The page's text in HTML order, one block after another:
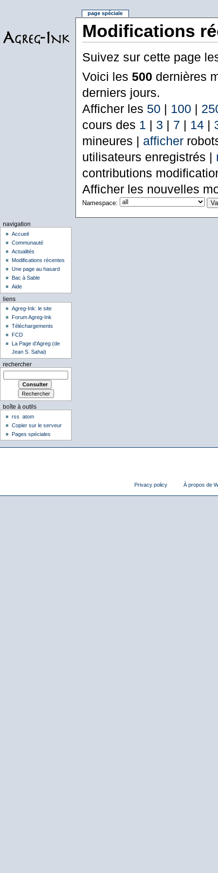
Modifications
Suivez sur cette page
Voici les 500 dernières
derniers jours.
Afficher les 50 | 100 |
cours des 1 | 3 | 7 | 14|
mineures | afficher
utilisateurs enregistrés |
contributions
Afficher les nouvelles
Namespace:
page spéciale
navigation
Accueil
Communauté
Actualités
Modifications récentes
Une page au hasard
Bac à Sable
Aide
liens
Agreg-Ink: le site
Forum Agreg-Ink
Téléchargements
FCD
La Page d'Agreg (de
Jean S. Sahai)
rechercher
boîte à outils
rss
atom
Copier sur le serveur
Pages spéciales
Privacy policy À propos de